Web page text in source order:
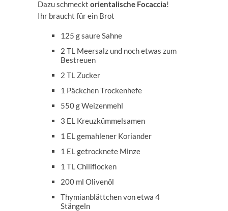
Dazu schmeckt orientalische Focaccia!
Ihr braucht für ein Brot
125 g saure Sahne
2 TL Meersalz und noch etwas zum
Bestreuen
2 TL Zucker
1 Päckchen Trockenhefe
550 g Weizenmehl
3 EL Kreuzkümmelsamen
1 EL gemahlener Koriander
1 EL getrocknete Minze
1 TL Chiliflocken
200 ml Olivenöl
Thymianblättchen von etwa 4
Stängeln